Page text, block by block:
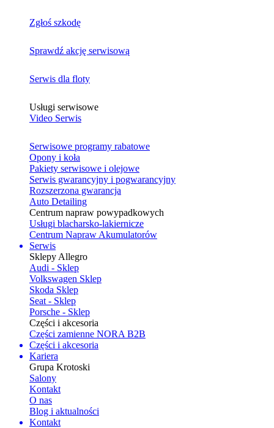
Zgłoś szkodę
Sprawdź akcję serwisową
Serwis dla floty
Usługi serwisowe
Video Serwis
Serwisowe programy rabatowe
Opony i koła
Pakiety serwisowe i olejowe
Serwis gwarancyjny i pogwarancyjny
Rozszerzona gwarancja
Auto Detailing
Centrum napraw powypadkowych
Usługi blacharsko-lakiernicze
Centrum Napraw Akumulatorów
Serwis
Sklepy Allegro
Audi - Sklep
Volkswagen Sklep
Skoda Sklep
Seat - Sklep
Porsche - Sklep
Części i akcesoria
Części zamienne NORA B2B
Części i akcesoria
Kariera
Grupa Krotoski
Salony
Kontakt
O nas
Blog i aktualności
Kontakt